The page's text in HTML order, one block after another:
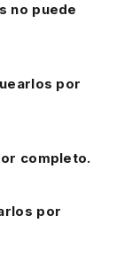
no puede
por
completo.
por